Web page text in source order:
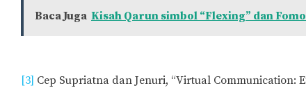
Baca Juga Kisah Qarun simbol “Flexing” dan
[3] Cep Supriatna dan Jenuri, “Virtual Communication: